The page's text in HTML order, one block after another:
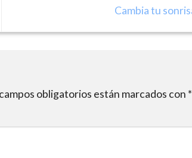
Cambia tu
obligatorios están marcados con *